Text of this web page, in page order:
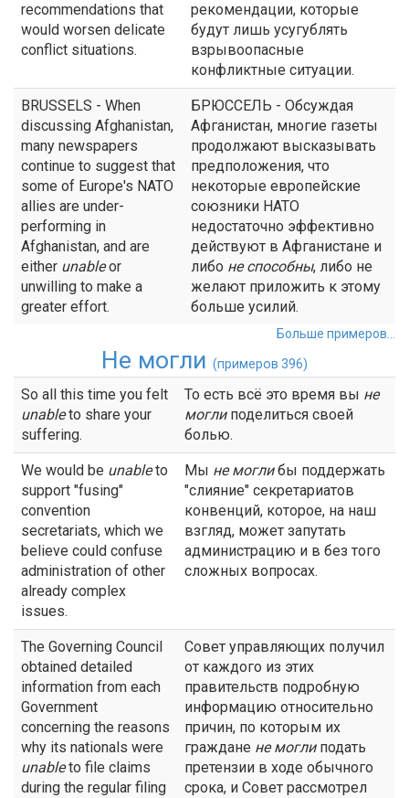
recommendations that
would worsen delicate
conflict situations.
рекомендации, которые
будут лишь усугублять
взрывоопасные
конфликтные ситуации.
BRUSSELS - When
discussing Afghanistan,
many newspapers
continue to suggest that
some of Europe's NATO
allies are under-
performing in
Afghanistan, and are
either unableor
unwilling to make a
greater effort.
БРЮССЕЛЬ - Обсуждая
Афганистан, многие газеты
продолжают высказывать
предположения, что
некоторые европейские
союзники НАТО
недостаточно эффективно
действуют в Афганистане и
либо не способны, либо не
желают приложить к этому
больше усилий.
Больше примеров...
Не могли (примеров 396)
So all this time you felt
unableto share your
suffering.
То есть всё это время вы не
моглиподелиться своей
болью.
We would be unableto
support "fusing"
convention
secretariats, which we
believe could confuse
administration of other
already complex
issues.
Мы немоглибы поддержать
"слияние" секретариатов
конвенций, которое, на наш
взгляд, может запутать
администрацию и в без того
сложных вопросах.
The Governing Council
obtained detailed
information from each
Government
concerning the reasons
why its nationals were
unableto file claims
during the regular filing
Совет управляющих получил
от каждого из этих
правительств подробную
информацию относительно
причин, по которым их
граждане не моглиподать
претензии в ходе обычного
срока, и Совет рассмотрел